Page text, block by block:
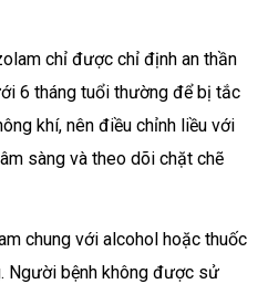
chỉ được chỉ định an thần
6 tháng tuổi thường để bị tắc
khí, nên điều chỉnh liều với
sàng và theo dõi chặt chẽ
chung với alcohol hoặc thuốc
Người bệnh không được sử